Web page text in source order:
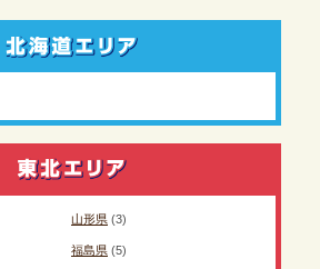
山形県(3)
福島県(5)